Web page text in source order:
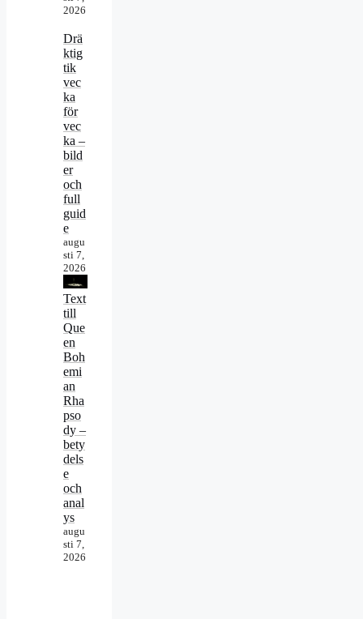
2026
Drä
ktig
tik
vec
ka
för
vec
ka –
bild
er
och
full
guid
e
augu
sti 7,
2026
Text
till
Que
en
Boh
emi
an
Rha
pso
dy –
bety
dels
e
och
anal
ys
augu
sti 7,
2026